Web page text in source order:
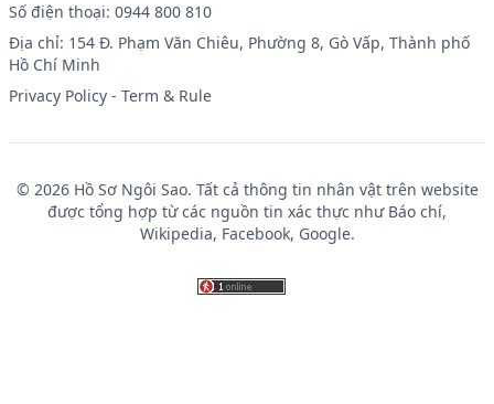
Số điện thoại: 0944 800 810
Địa chỉ: 154 Đ. Phạm Văn Chiêu, Phường 8, Gò Vấp, Thành phố
Hồ Chí Minh
Privacy Policy - Term & Rule
© 2026 Hồ Sơ Ngôi Sao. Tất cả thông tin nhân vật trên website
được tổng hợp từ các nguồn tin xác thực như Báo chí,
Wikipedia, Facebook, Google.